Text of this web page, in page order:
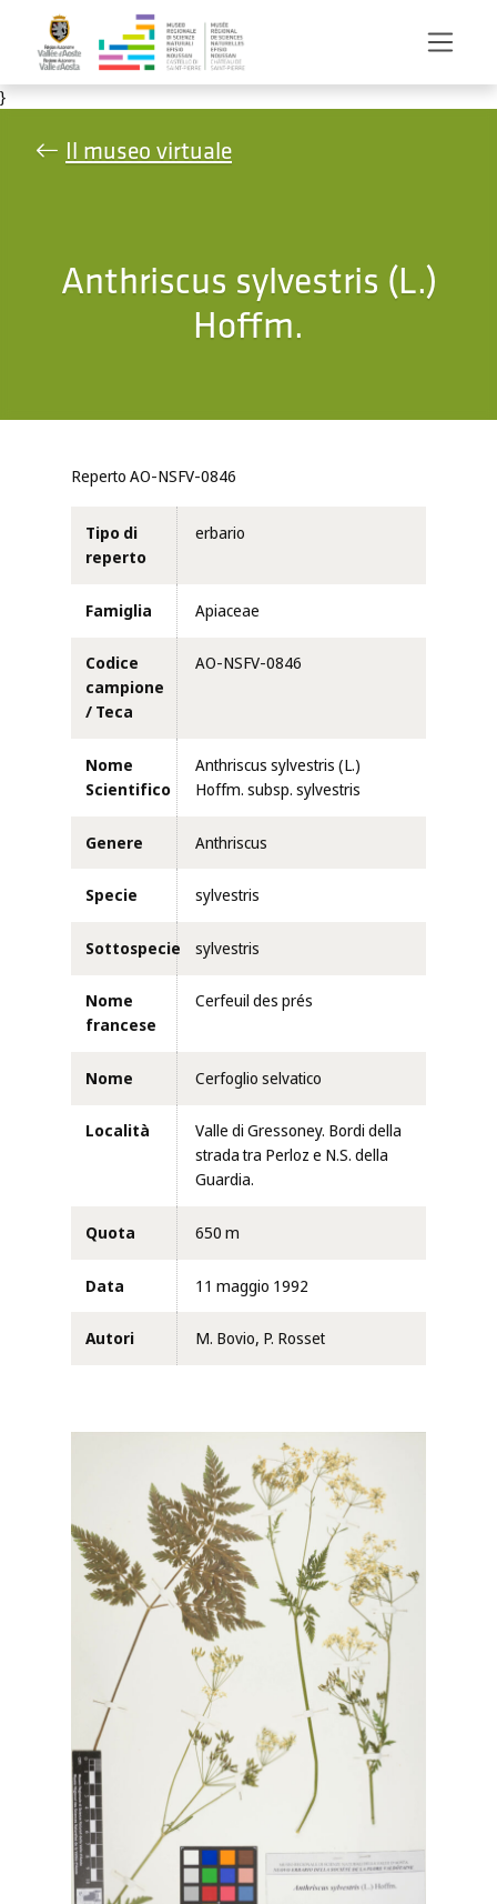
Salta al contenuto principale
}
Il museo virtuale
Anthriscus sylvestris (L.)
Hoffm.
Reperto AO-NSFV-0846
Tipo di
reperto
erbario
Famiglia Apiaceae
Codice
campione
/ Teca
AO-NSFV-0846
Nome
Scientifico
Anthriscus sylvestris (L.)
Hoffm. subsp. sylvestris
Genere Anthriscus
Specie sylvestris
Sottospecie sylvestris
Nome
francese
Cerfeuil des prés
Nome Cerfoglio selvatico
Località
Valle di Gressoney. Bordi della
strada tra Perloz e N.S. della
Guardia.
Quota 650 m
Data 11 maggio 1992
Autori M. Bovio, P. Rosset